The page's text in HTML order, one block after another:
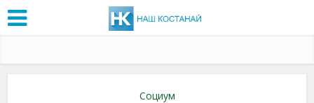
Социум